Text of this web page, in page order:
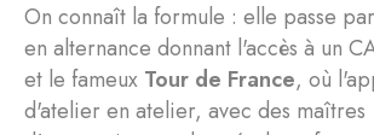
On connaît la formule : elle passe
en alternance donnant l'accès à un
et le fameux Tour de France, où
d'atelier en atelier, avec des maîtres